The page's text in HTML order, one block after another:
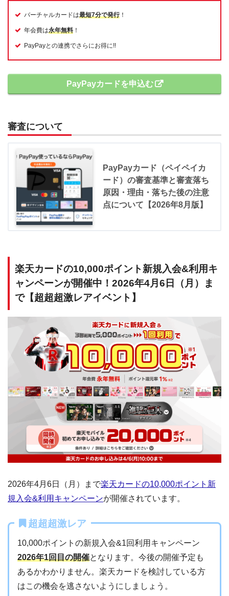
バーチャルカードは最短7分で発行！
年会費は永年無料 ！
PayPayとの連携でさらにお得に!!
PayPayカードを申込む
審査について
PayPayカード（ペイペイカ
ード）の審査基準と審査落ち
原因・理由・落ちた後の注意
点について【2026年8月版】
楽天カードの10,000ポイント新規入会&利用キ
ャンペーンが開催中！2026年4月6日（月）ま
で【超超超激レアイベント】
2026年4月6日（月）まで楽天カードの10,000ポイント新
規入会&利用キャンペーンが開催されています。
超超超激レア
10,000ポイントの新規入会&1回利用キャンペーン
2026年1回目の開催となります。今後の開催予定も
あるかわかりません。楽天カードを検討している方
はこの機会を逃さないようにしましょう。